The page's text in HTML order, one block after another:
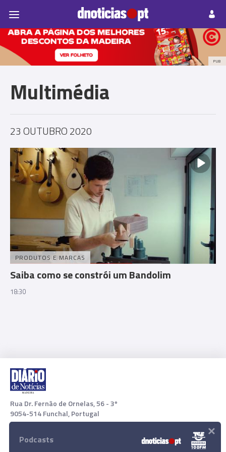
Prazeres Paisagens
PUB
Multimédia
23 OUTUBRO 2020
PRODUTOS E MARCAS
Saiba como se constrói um Bandolim
18:30
Rua Dr. Fernão de Ornelas, 56 - 3º
9054-514 Funchal, Portugal
291 202 300
Download App
Podcasts ×